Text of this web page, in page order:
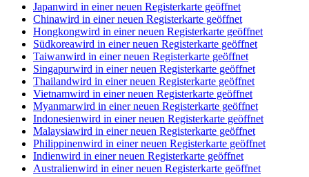
Japanwird in einer neuen Registerkarte geöffnet
Chinawird in einer neuen Registerkarte geöffnet
Hongkongwird in einer neuen Registerkarte geöffnet
Südkoreawird in einer neuen Registerkarte geöffnet
Taiwanwird in einer neuen Registerkarte geöffnet
Singapurwird in einer neuen Registerkarte geöffnet
Thailandwird in einer neuen Registerkarte geöffnet
Vietnamwird in einer neuen Registerkarte geöffnet
Myanmarwird in einer neuen Registerkarte geöffnet
Indonesienwird in einer neuen Registerkarte geöffnet
Malaysiawird in einer neuen Registerkarte geöffnet
Philippinenwird in einer neuen Registerkarte geöffnet
Indienwird in einer neuen Registerkarte geöffnet
Australienwird in einer neuen Registerkarte geöffnet